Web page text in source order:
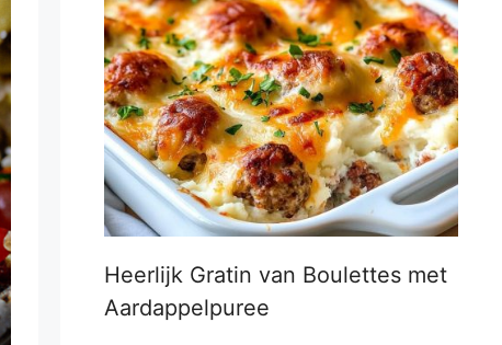
Heerlijk Gratin van Boulettes met
Aardappelpuree